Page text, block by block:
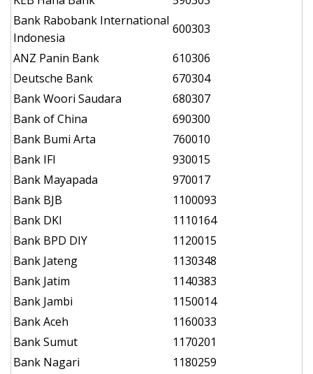
Bank Rabobank International
Indonesia
600303
ANZ Panin Bank
610306
Deutsche Bank
670304
Bank Woori Saudara
680307
Bank of China
690300
Bank Bumi Arta
760010
Bank IFI
930015
Bank Mayapada
970017
Bank BJB
1100093
Bank DKI
1110164
Bank BPD DIY
1120015
Bank Jateng
1130348
Bank Jatim
1140383
Bank Jambi
1150014
Bank Aceh
1160033
Bank Sumut
1170201
Bank Nagari
1180259